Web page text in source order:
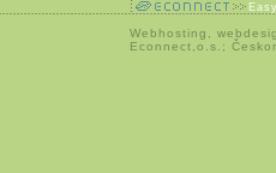
Webhosting
Econnect,o.s.;